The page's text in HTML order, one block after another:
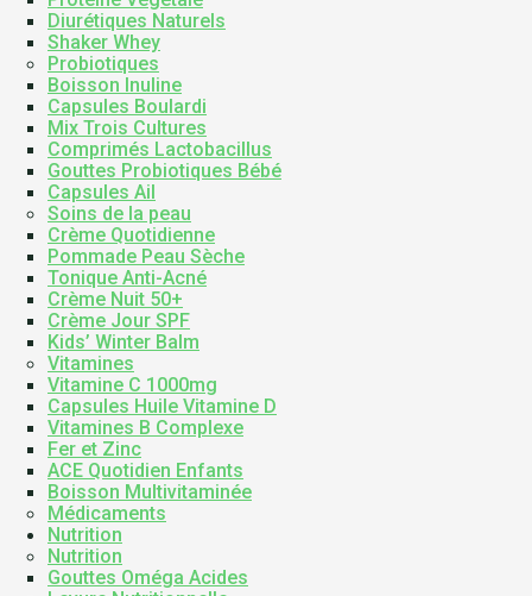
Diurétiques Naturels
Shaker Whey
Probiotiques
Boisson Inuline
Capsules Boulardi
Mix Trois Cultures
Comprimés Lactobacillus
Gouttes Probiotiques Bébé
Capsules Ail
Soins de la peau
Crème Quotidienne
Pommade Peau Sèche
Tonique Anti-Acné
Crème Nuit 50+
Crème Jour SPF
Kids’ Winter Balm
Vitamines
Vitamine C 1000mg
Capsules Huile Vitamine D
Vitamines B Complexe
Fer et Zinc
ACE Quotidien Enfants
Boisson Multivitaminée
Médicaments
Nutrition
Nutrition
Gouttes Oméga Acides